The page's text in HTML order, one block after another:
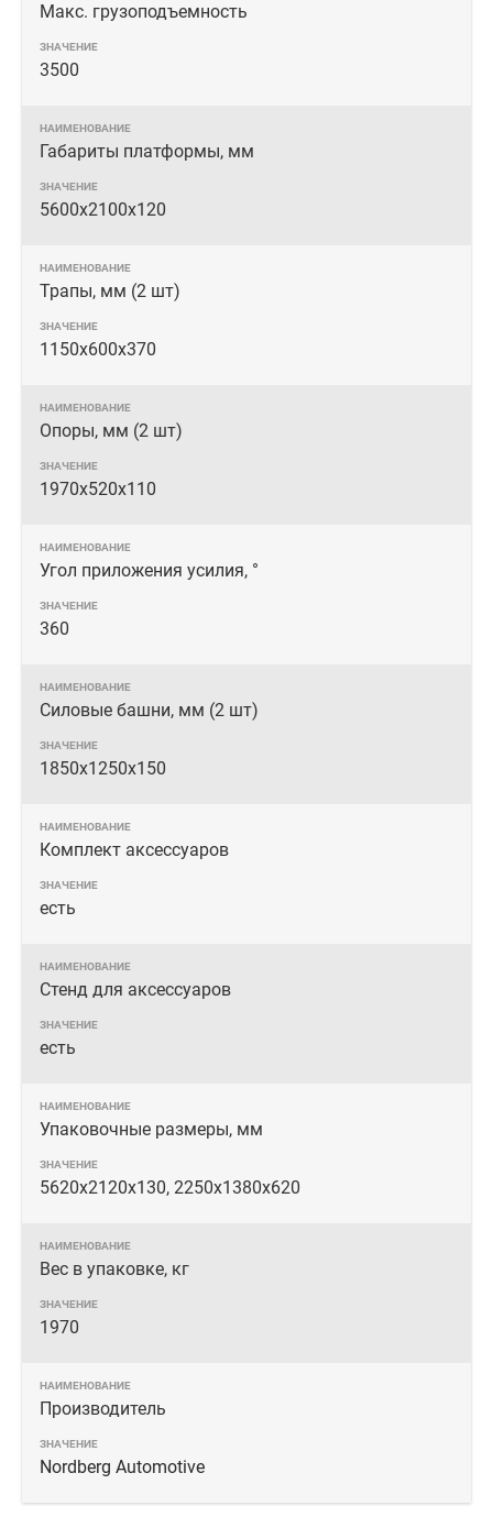
Макс. грузоподъемность
3500
Габариты платформы, мм
5600х2100x120
Трапы, мм (2 шт)
1150x600x370
Опоры, мм (2 шт)
1970x520x110
Угол приложения усилия, °
360
Силовые башни, мм (2 шт)
1850х1250х150
Комплект аксессуаров
есть
Стенд для аксессуаров
есть
Упаковочные размеры, мм
5620x2120x130, 2250x1380x620
Вес в упаковке, кг
1970
Производитель
Nordberg Automotive